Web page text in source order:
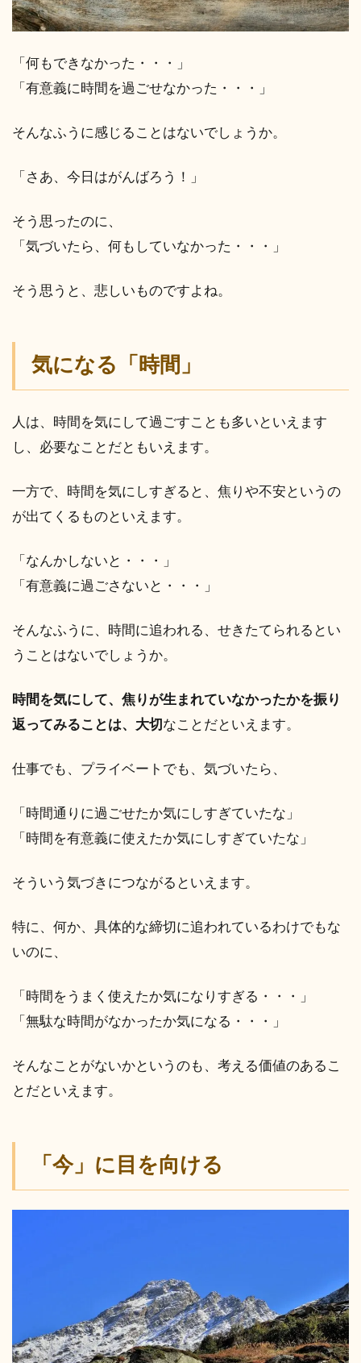
「何もできなかった・・・」
「有意義に時間を過ごせなかった・・・」
そんなふうに感じることはないでしょうか。
「さあ、今日はがんばろう！」
そう思ったのに、
「気づいたら、何もしていなかった・・・」
そう思うと、悲しいものですよね。
気になる「時間」
人は、時間を気にして過ごすことも多いといえます
し、必要なことだともいえます。
一方で、時間を気にしすぎると、焦りや不安というの
が出てくるものといえます。
「なんかしないと・・・」
「有意義に過ごさないと・・・」
そんなふうに、時間に追われる、せきたてられるとい
うことはないでしょうか。
時間を気にして、焦りが生まれていなかったかを振り
返ってみることは、大切 なことだといえます。
仕事でも、プライベートでも、気づいたら、
「時間通りに過ごせたか気にしすぎていたな」
「時間を有意義に使えたか気にしすぎていたな」
そういう気づきにつながるといえます。
特に、何か、具体的な締切に追われているわけでもな
いのに、
「時間をうまく使えたか気になりすぎる・・・」
「無駄な時間がなかったか気になる・・・」
そんなことがないかというのも、考える価値のあるこ
とだといえます。
「今」に目を向ける